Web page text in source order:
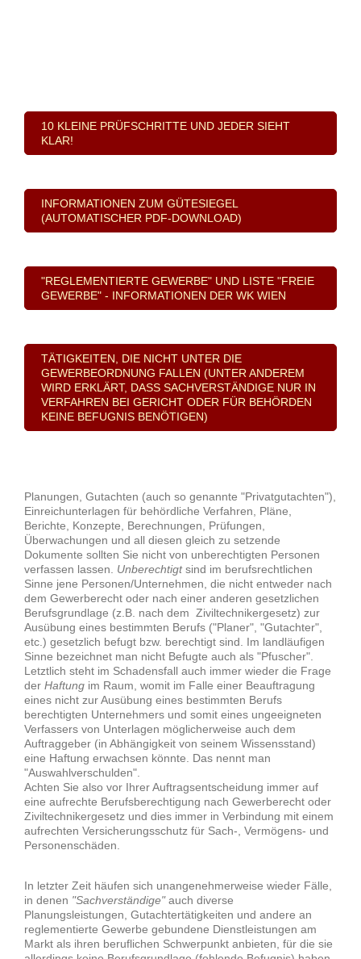
10 KLEINE PRÜFSCHRITTE UND JEDER SIEHT
KLAR!
INFORMATIONEN ZUM GÜTESIEGEL
(AUTOMATISCHER PDF-DOWNLOAD)
"REGLEMENTIERTE GEWERBE" UND LISTE "FREIE
GEWERBE" - INFORMATIONEN DER WK WIEN
TÄTIGKEITEN, DIE NICHT UNTER DIE
GEWERBEORDNUNG FALLEN (UNTER ANDEREM
WIRD ERKLÄRT, DASS SACHVERSTÄNDIGE NUR IN
VERFAHREN BEI GERICHT ODER FÜR BEHÖRDEN
KEINE BEFUGNIS BENÖTIGEN)
Planungen, Gutachten (auch so genannte "Privatgutachten"),
Einreichunterlagen für behördliche Verfahren, Pläne,
Berichte, Konzepte, Berechnungen, Prüfungen,
Überwachungen und all diesen gleich zu setzende
Dokumente sollten Sie nicht von unberechtigten Personen
verfassen lassen. Unberechtigtsind im berufsrechtlichen
Sinne jene Personen/Unternehmen, die nicht entweder nach
dem Gewerberecht oder nach einer anderen gesetzlichen
Berufsgrundlage (z.B. nach dem Ziviltechnikergesetz) zur
Ausübung eines bestimmten Berufs ("Planer", "Gutachter",
etc.) gesetzlich befugt bzw. berechtigt sind. Im landläufigen
Sinne bezeichnet man nicht Befugte auch als "Pfuscher".
Letztlich steht im Schadensfall auch immer wieder die Frage
der Haftung im Raum, womit im Falle einer Beauftragung
eines nicht zur Ausübung eines bestimmten Berufs
berechtigten Unternehmers und somit eines ungeeigneten
Verfassers von Unterlagen möglicherweise auch dem
Auftraggeber (in Abhängigkeit von seinem Wissensstand)
eine Haftung erwachsen könnte. Das nennt man
"Auswahlverschulden".
Achten Sie also vor Ihrer Auftragsentscheidung immer auf
eine aufrechte Berufsberechtigung nach Gewerberecht oder
Ziviltechnikergesetz und dies immer in Verbindung mit einem
aufrechten Versicherungsschutz für Sach-, Vermögens- und
Personenschäden.
In letzter Zeit häufen sich unangenehmerweise wieder Fälle,
in denen "Sachverständige"auch diverse
Planungsleistungen, Gutachtertätigkeiten und andere an
reglementierte Gewerbe gebundene Dienstleistungen am
Markt als ihren beruflichen Schwerpunkt anbieten, für die sie